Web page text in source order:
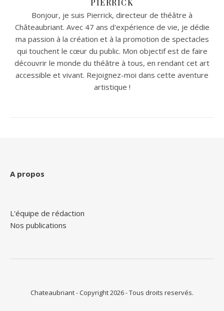
PIERRICK
Bonjour, je suis Pierrick, directeur de théâtre à
Châteaubriant. Avec 47 ans d'expérience de vie, je dédie
ma passion à la création et à la promotion de spectacles
qui touchent le cœur du public. Mon objectif est de faire
découvrir le monde du théâtre à tous, en rendant cet art
accessible et vivant. Rejoignez-moi dans cette aventure
artistique !
A propos
L'équipe de rédaction
Nos publications
Chateaubriant - Copyright 2026 - Tous droits reservés.